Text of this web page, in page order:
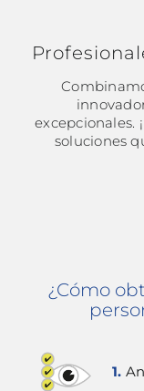
excepcionales.
soluciones
¿Cómo
1.